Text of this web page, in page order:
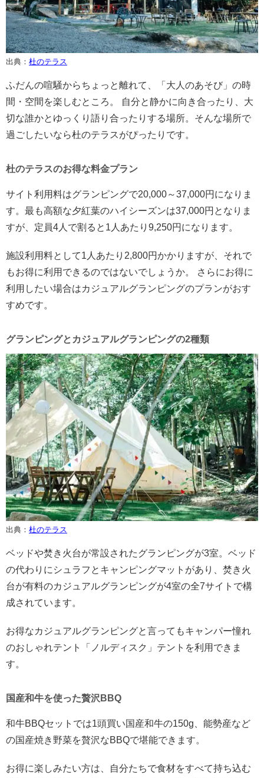
出典： 杜のテラス
ふだんの喧騒からちょっと離れて、「大人のあそび」の時
間・空間を楽しむところ。 自分と静かに向き合ったり、大
切な誰かとゆっくり語り合ったりする場所。そんな場所で
過ごしたいなら杜のテラスがぴったりです。
杜のテラスのお得な料金プラン
サイト利用料はグランピングで20,000～37,000円になりま
す。最も高額な夕紅葉のハイシーズンは37,000円となりま
すが、定員4人で割ると1人あたり9,250円になります。
施設利用料として1人あたり2,800円かかりますが、それで
もお得に利用できるのではないでしょうか。 さらにお得に
利用したい場合はカジュアルグランピングのプランがおす
すめです。
グランピングとカジュアルグランピングの2種類
出典： 杜のテラス
ベッドや焚き火台が常設されたグランピングが3室。ベッド
の代わりにシュラフとキャンピングマットがあり、焚き火
台が有料のカジュアルグランピングが4室の全7サイトで構
成されています。
お得なカジュアルグランピングと言ってもキャンパー憧れ
のおしゃれテント「ノルディスク」テントを利用できま
す。
国産和牛を使った贅沢BBQ
和牛BBQセットでは1頭買い国産和牛の150g、能勢産など
の国産焼き野菜を贅沢なBBQで堪能できます。
お得に楽しみたい方は、自分たちで食材をすべて持ち込む